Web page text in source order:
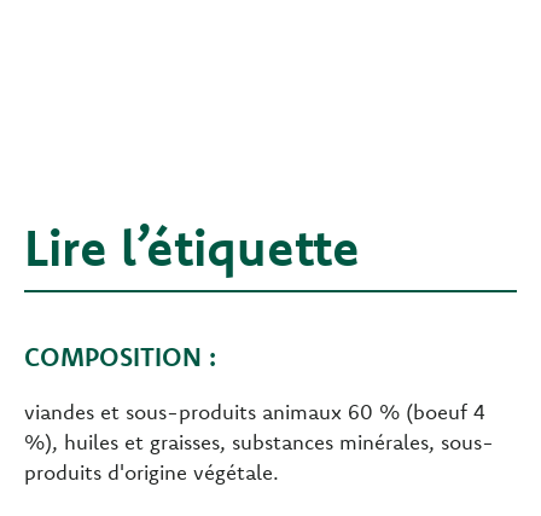
Lire l’étiquette
COMPOSITION :
viandes et sous-produits animaux 60 % (boeuf 4
%), huiles et graisses, substances minérales, sous-
produits d'origine végétale.